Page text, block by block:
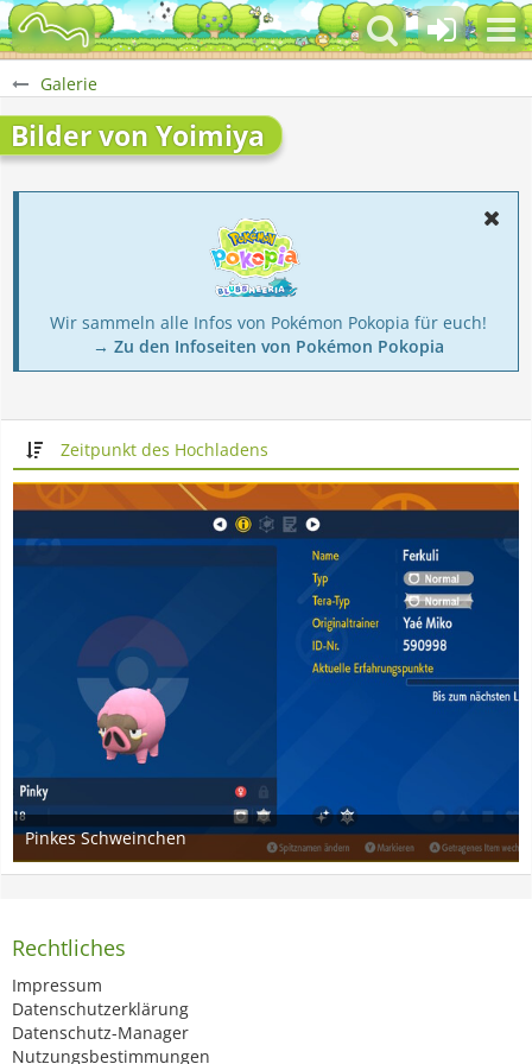
Galerie
Bilder von Yoimiya
Wir sammeln alle Infos von Pokémon Pokopia für euch!
→ Zu den Infoseiten von Pokémon Pokopia
Zeitpunkt des Hochladens
Pinkes Schweinchen
12. Januar 2024
Rechtliches
Impressum
Datenschutzerklärung
Datenschutz-Manager
Nutzungsbestimmungen